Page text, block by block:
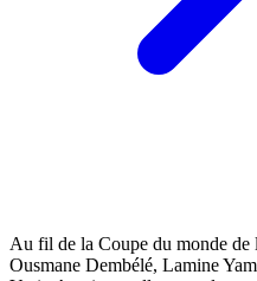
Au fil de la Coupe du monde de
Ousmane Dembélé, Lamine